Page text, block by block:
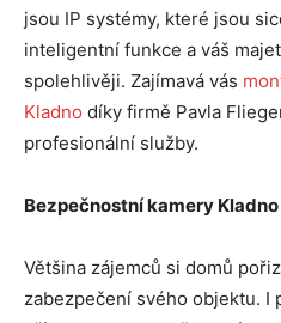
jsou IP systémy, které jsou
inteligentní funkce a váš
spolehlivěji. Zajímavá vás
Kladno díky firmě Pavla
profesionální služby.
Bezpečnostní kamery
Většina zájemců si domů
zabezpečení svého objektu. I